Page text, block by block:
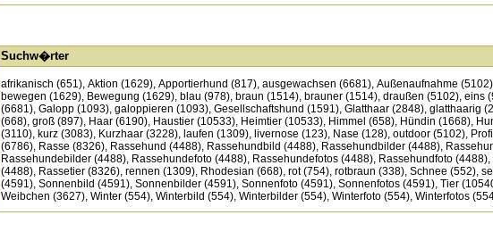
Suchw�rter
afrikanisch (651), Aktion (1629), Apportierhund (817), ausgewachsen (6681), Außenaufnahme (5102)
bewegen (1629), Bewegung (1629), blau (978), braun (1514), brauner (1514), draußen (5102), eins
(6681), Galopp (1093), galoppieren (1093), Gesellschaftshund (1591), Glatthaar (2848), glatthaarig
(668), groß (897), Haar (6190), Haustier (10533), Heimtier (10533), Himmel (658), Hündin (1668),
(3110), kurz (3083), Kurzhaar (3228), laufen (1309), livernose (123), Nase (128), outdoor (5102), Profil
(6786), Rasse (8326), Rassehund (4488), Rassehundbild (4488), Rassehundbilder (4488),
Rassehundebilder (4488), Rassehundefoto (4488), Rassehundefotos (4488), Rassehundfoto (4488),
(4488), Rassetier (8326), rennen (1309), Rhodesian (668), rot (754), rotbraun (338), Schnee (552),
(4591), Sonnenbild (4591), Sonnenbilder (4591), Sonnenfoto (4591), Sonnenfotos (4591), Tier
Weibchen (3627), Winter (554), Winterbild (554), Winterbilder (554), Winterfoto (554), Winterfotos